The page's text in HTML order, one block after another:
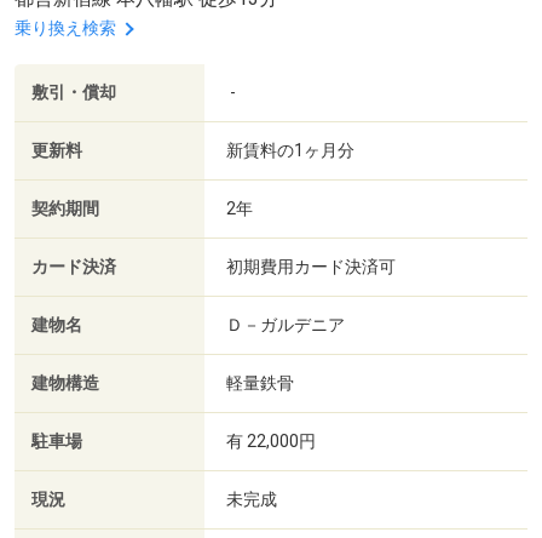
乗り換え検索
敷引・償却 -
更新料 新賃料の1ヶ月分
契約期間 2年
カード決済 初期費用カード決済可
建物名 Ｄ－ガルデニア
建物構造 軽量鉄骨
駐車場 有 22,000円
現況 未完成